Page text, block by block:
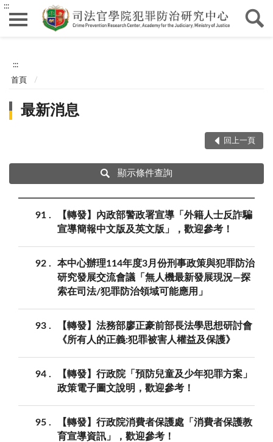
:::
:::
首頁
最新消息
回上一頁
顯示條件查詢
91
【轉發】內政部警政署宣導「外籍人士反詐騙
宣導簡報中文版及英文版」，歡迎參考！
92
本中心辦理114年度3月份刑事政策與犯罪防治
研究發展交流會議「無人機最新發展現況—探
索在司法/犯罪防治領域可能應用」
93
【轉發】法務部廖正豪前部長法學思想研討會
《所有人的正義:犯罪被害人權益及保護》
94
【轉發】行政院「預防兒童及少年犯罪方案」
政策電子圖文說明，歡迎參考！
95
【轉發】行政院消費者保護處「消費者保護教
育宣導資訊」，歡迎參考！